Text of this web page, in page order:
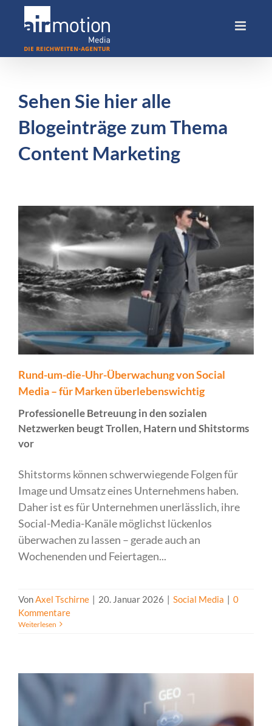
Sehen Sie hier alle
Blogeinträge zum Thema
Content Marketing
Rund-um-die-Uhr-Überwachung von Social
Media – für Marken überlebenswichtig
Professionelle Betreuung in den sozialen
Netzwerken beugt Trollen, Hatern und Shitstorms
vor
Shitstorms können schwerwiegende Folgen für
Image und Umsatz eines Unternehmens haben.
Daher ist es für Unternehmen unerlässlich, ihre
Social-Media-Kanäle möglichst lückenlos
überwachen zu lassen – gerade auch an
Wochenenden und Feiertagen...
VonAxel Tschirne | 20. Januar 2026 | Social Media | 0
Kommentare
Weiterlesen